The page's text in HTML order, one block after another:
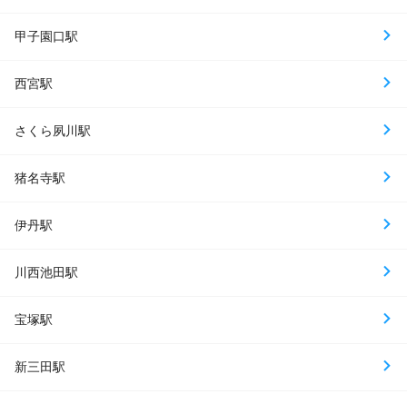
甲子園口駅
西宮駅
さくら夙川駅
猪名寺駅
伊丹駅
川西池田駅
宝塚駅
新三田駅